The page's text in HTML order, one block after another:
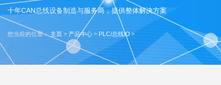
十年CAN总线设备制造与服务商，提供整体解决方案
您当前的位置：主页 > 产品中心 > PLC/总线IO>